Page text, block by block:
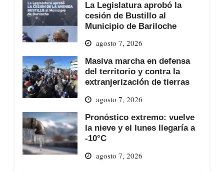
La Legislatura aprobó la
cesión de Bustillo al
Municipio de Bariloche
agosto 7, 2026
Masiva marcha en defensa
del territorio y contra la
extranjerización de tierras
agosto 7, 2026
Pronóstico extremo: vuelve
la nieve y el lunes llegaría a
-10°C
agosto 7, 2026